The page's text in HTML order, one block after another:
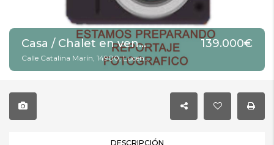
Casa / Chalet en venta en Lucena de 339 m2 REF:3525
Calle Catalina Marín, 14900, Lucena, Córdoba
139.000€
DESCRIPCIÓN